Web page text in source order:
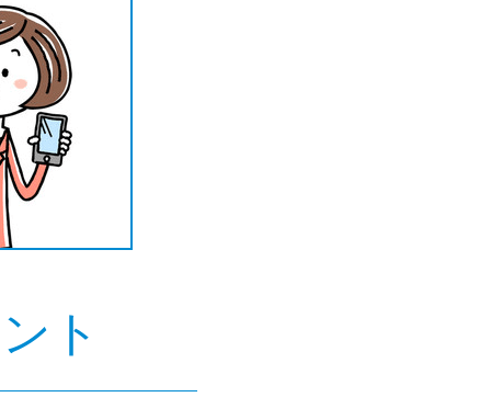
特集ページ一覧
類や特徴で探す
銀行カードローンを選ぶべき4つの理由
無利息期間を利用して利息0円でお金を借りる3
の他コラム
今月の家賃払えない…2ヵ月目には解決しない
ト